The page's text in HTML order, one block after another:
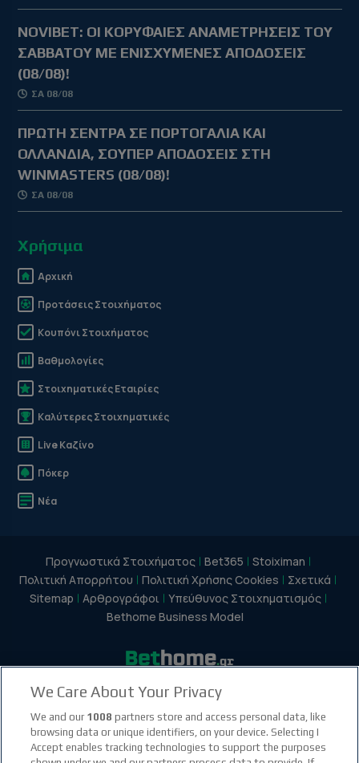
NOVIBET: OΙ ΚΟΡΥΦΑΙΕΣ ΑΝΑΜΕΤΡΗΣΕΙΣ ΤΟΥ
ΣΑΒΒΑΤΟΥ ΜΕ ΕΝΙΣΧΥΜΕΝΕΣ ΑΠΟΔΟΣΕΙΣ
(08/08)!
ΣΑ 08/08
ΠΡΩΤΗ ΣΕΝΤΡΑ ΣΕ ΠΟΡΤΟΓΑΛΙΑ ΚΑΙ
ΟΛΛΑΝΔΙΑ, ΣΟΥΠΕΡ ΑΠΟΔΟΣΕΙΣ ΣΤΗ
WINMASTERS (08/08)!
ΣΑ 08/08
Χρήσιμα
Αρχική
Προτάσεις Στοιχήματος
Κουπόνι Στοιχήματος
Βαθμολογίες
Στοιχηματικές Εταιρίες
Καλύτερες Στοιχηματικές
Live Καζίνο
Πόκερ
Νέα
Προγνωστικά Στοιχήματος Bet365
Stoiximan
Πολιτική Απορρήτου
Πολιτική Χρήσης Cookies
Σχετικά
Sitemap
Αρθρογράφοι
Υπεύθυνος Στοιχηματισμός
Bethome Business Model
instagram social link
youtube social link
tiktok social link
twitter social link
We Care About Your Privacy
We and our 1008 partners store and access personal data, like
browsing data or unique identifiers, on your device. Selecting I
Accept enables tracking technologies to support the purposes